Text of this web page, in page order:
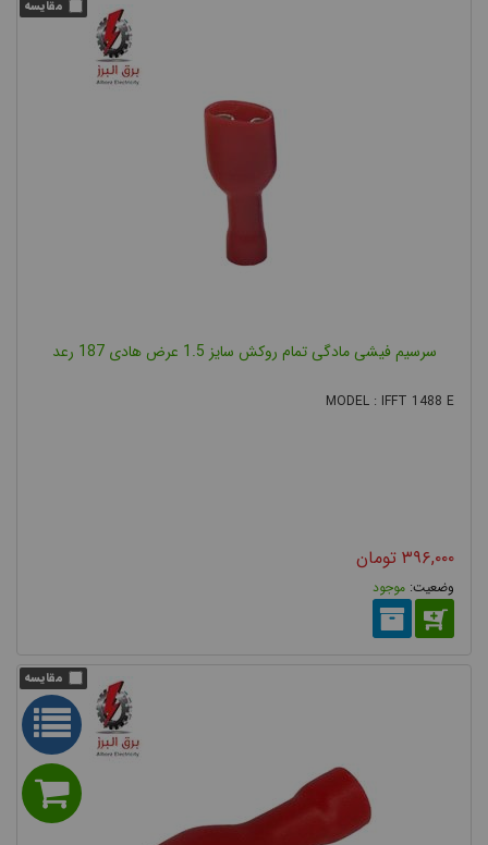
سرسیم فیشی مادگی تمام روکش سایز 1.5 عرض هادی 187 رعد
MODEL : IFFT 1488 E
۳۹۶,۰۰۰ تومان
موجود